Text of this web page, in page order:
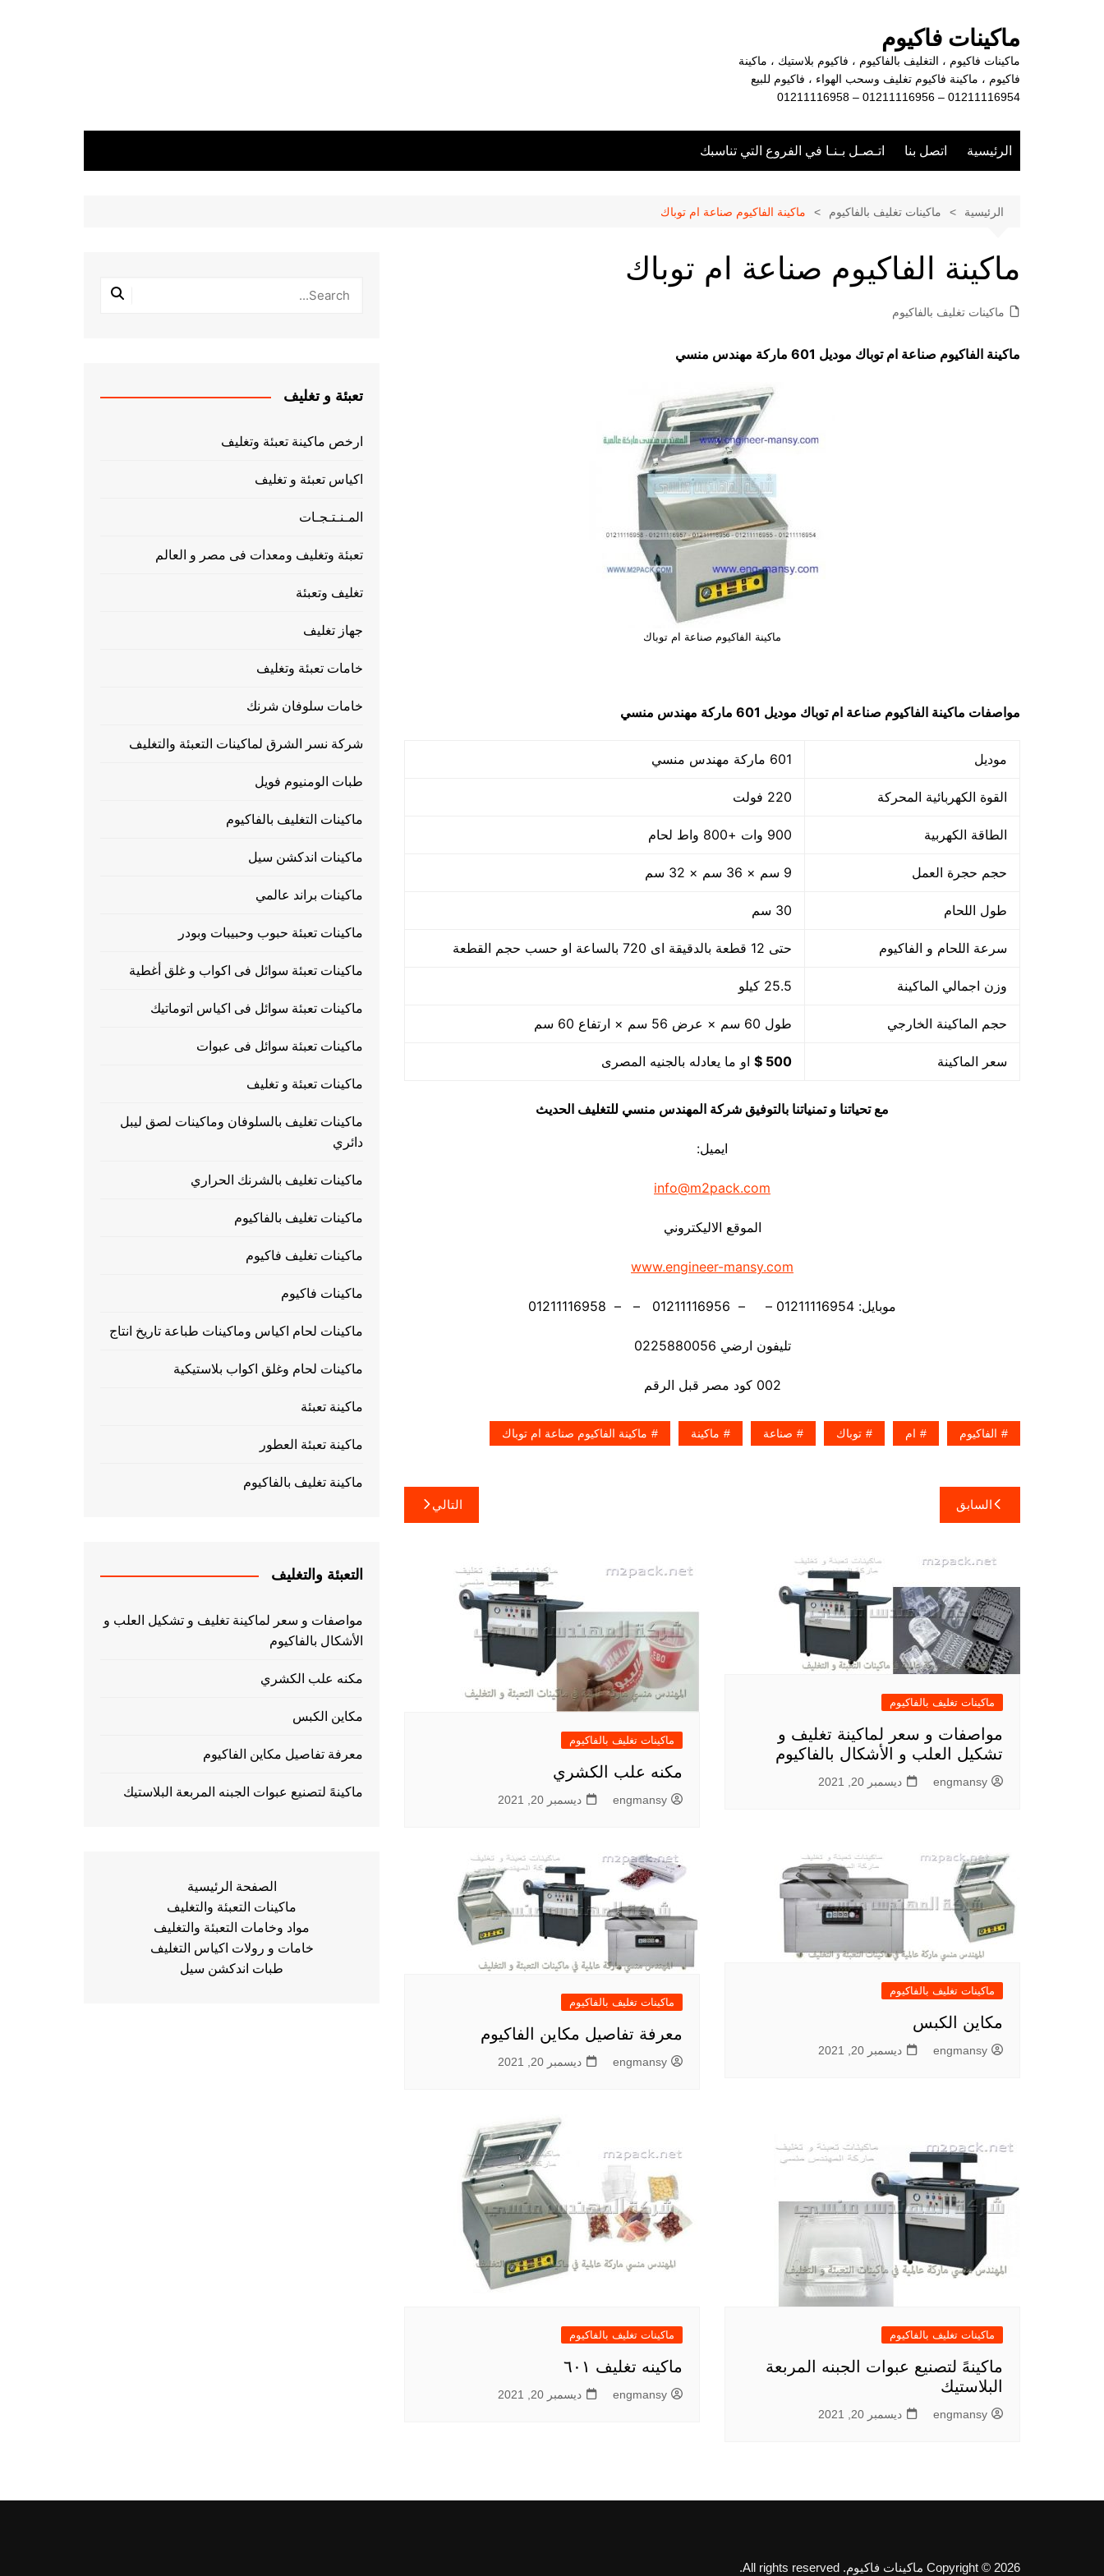
ماكينات فاكيوم
ماكينات فاكيوم ، التغليف بالفاكيوم ، فاكيوم بلاستيك ، ماكينة
فاكيوم ، ماكينة فاكيوم تغليف وسحب الهواء ، فاكيوم للبيع
01211116954 – 01211116956 – 01211116958
الرئيسية اتصل بنا اتـصـل بـنـا في الفروع التي تناسبك
الرئيسية ماكينات تغليف بالفاكيوم ماكينة الفاكيوم صناعة ام توباك
ماكينة الفاكيوم صناعة ام توباك
ماكينات تغليف بالفاكيوم
ماكينة الفاكيوم صناعة ام توباك موديل 601 ماركة مهندس منسي
ماكينة الفاكيوم صناعة ام توباك
مواصفات ماكينة الفاكيوم صناعة ام توباك موديل 601 ماركة مهندس منسي
موديل 601 ماركة مهندس منسي
القوة الكهربائية المحركة 220 فولت
الطاقة الكهربية 900 وات +800 واط لحام
حجم حجرة العمل 9 سم × 36 سم × 32 سم
طول اللحام 30 سم
سرعة اللحام و الفاكيوم حتى 12 قطعة بالدقيقة اى 720 بالساعة او حسب حجم القطعة
وزن اجمالي الماكينة 25.5 كيلو
حجم الماكينة الخارجي طول 60 سم × عرض 56 سم × ارتفاع 60 سم
سعر الماكينة 500 $ او ما يعادله بالجنيه المصرى
مع تحياتنا و تمنياتنا بالتوفيق شركة المهندس منسي للتغليف الحديث
ايميل:
info@m2pack.com
الموقع الاليكتروني
www.engineer-mansy.com
موبايل: 01211116954 – – 01211116956 – – 01211116958
تليفون ارضي 0225880056
002 كود مصر قبل الرقم
الفاكيوم ام توباك صناعة ماكينة ماكينة الفاكيوم صناعة ام توباك
تصفّح
المقالات
السابق التالي
ماكينات تغليف بالفاكيوم
مواصفات و سعر لماكينة تغليف و
تشكيل العلب و الأشكال بالفاكيوم
engmansy ديسمبر 20, 2021
ماكينات تغليف بالفاكيوم
مكنه علب الكشري
engmansy ديسمبر 20, 2021
ماكينات تغليف بالفاكيوم
مكاين الكبس
engmansy ديسمبر 20, 2021
ماكينات تغليف بالفاكيوم
معرفة تفاصيل مكاين الفاكيوم
engmansy ديسمبر 20, 2021
ماكينات تغليف بالفاكيوم
ماكينهً لتصنيع عبوات الجبنه المربعة
البلاستيك
engmansy ديسمبر 20, 2021
ماكينات تغليف بالفاكيوم
ماكينه تغليف ٦٠١
engmansy ديسمبر 20, 2021
تعبئة و تغليف
ارخص ماكينة تعبئة وتغليف
اكياس تعبئة و تغليف
المـنـتـجـات
تعبئة وتغليف ومعدات فى مصر و العالم
تغليف وتعبئة
جهاز تغليف
خامات تعبئة وتغليف
خامات سلوفان شرنك
شركة نسر الشرق لماكينات التعبئة والتغليف
طبات الومنيوم فويل
ماكينات التغليف بالفاكيوم
ماكينات اندكشن سيل
ماكينات براند عالمي
ماكينات تعبئة حبوب وحبيبات وبودر
ماكينات تعبئة سوائل فى اكواب و غلق أغطية
ماكينات تعبئة سوائل فى اكياس اتوماتيك
ماكينات تعبئة سوائل فى عبوات
ماكينات تعبئة و تغليف
ماكينات تغليف بالسلوفان وماكينات لصق ليبل
دائري
ماكينات تغليف بالشرنك الحراري
ماكينات تغليف بالفاكيوم
ماكينات تغليف فاكيوم
ماكينات فاكيوم
ماكينات لحام اكياس وماكينات طباعة تاريخ انتاج
ماكينات لحام وغلق اكواب بلاستيكية
ماكينة تعبئة
ماكينة تعبئة العطور
ماكينة تغليف بالفاكيوم
التعبئة والتغليف
مواصفات و سعر لماكينة تغليف و تشكيل العلب و
الأشكال بالفاكيوم
مكنه علب الكشري
مكاين الكبس
معرفة تفاصيل مكاين الفاكيوم
ماكينهً لتصنيع عبوات الجبنه المربعة البلاستيك
الصفحة الرئيسية
ماكينات التعبئة والتغليف
مواد وخامات التعبئة والتغليف
خامات و رولات اكياس التغليف
طبات اندكشن سيل
Copyright © 2026 ماكينات فاكيوم. All rights reserved.